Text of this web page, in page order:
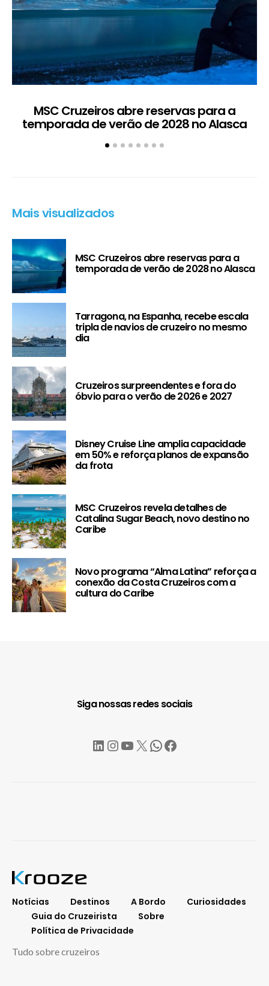
MSC Cruzeiros abre reservas para a
temporada de verão de 2028 no Alasca
Mais visualizados
MSC Cruzeiros abre reservas para a
temporada de verão de 2028 no Alasca
Tarragona, na Espanha, recebe escala
tripla de navios de cruzeiro no mesmo
dia
Cruzeiros surpreendentes e fora do
óbvio para o verão de 2026 e 2027
Disney Cruise Line amplia capacidade
em 50% e reforça planos de expansão
da frota
MSC Cruzeiros revela detalhes de
Catalina Sugar Beach, novo destino no
Caribe
Novo programa “Alma Latina” reforça a
conexão da Costa Cruzeiros com a
cultura do Caribe
Siga nossas redes sociais
LinkedIn
Instagram
YouTube
X WhatsApp
Facebook
Notícias Destinos A Bordo
Curiosidades
Guia do Cruzeirista
Sobre
Política de Privacidade
Tudo sobre cruzeiros